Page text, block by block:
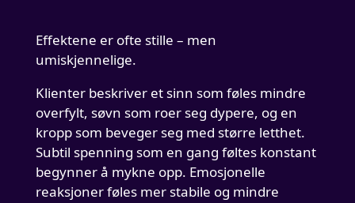
Effektene er ofte stille – men
umiskjennelige.
Klienter beskriver et sinn som føles mindre
overfylt, søvn som roer seg dypere, og en
kropp som beveger seg med større letthet.
Subtil spenning som en gang føltes konstant
begynner å mykne opp. Emosjonelle
reaksjoner føles mer stabile og mindre